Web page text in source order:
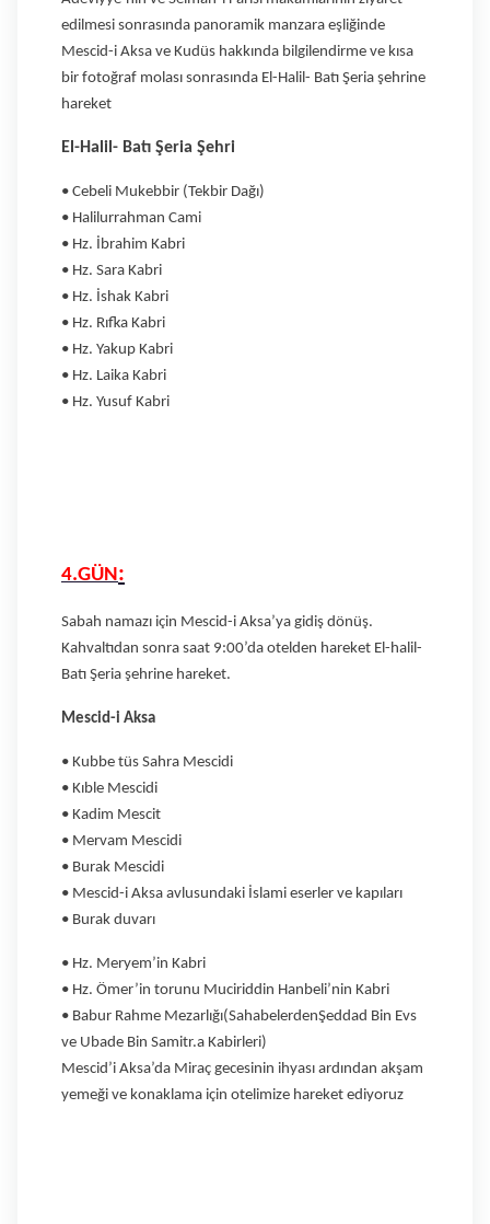
edilmesi sonrasında panoramik manzara eşliğinde
Mescid-i Aksa ve Kudüs hakkında bilgilendirme ve kısa
bir fotoğraf molası sonrasında El-Halil- Batı Şeria şehrine
hareket
El-Halil- Batı Şeria Şehri
• Cebeli Mukebbir (Tekbir Dağı)
• Halilurrahman Cami
• Hz. İbrahim Kabri
• Hz. Sara Kabri
• Hz. İshak Kabri
• Hz. Rıfka Kabri
• Hz. Yakup Kabri
• Hz. Laika Kabri
• Hz. Yusuf Kabri
4.GÜN :
Sabah namazı için Mescid-i Aksa’ya gidiş dönüş.
Kahvaltıdan sonra saat 9:00’da otelden hareket El-halil-
Batı Şeria şehrine hareket.
Mescid-i Aksa
• Kubbe tüs Sahra Mescidi
• Kıble Mescidi
• Kadim Mescit
• Mervam Mescidi
• Burak Mescidi
• Mescid-i Aksa avlusundaki İslami eserler ve kapıları
• Burak duvarı
• Hz. Meryem’in Kabri
• Hz. Ömer’in torunu Muciriddin Hanbeli’nin Kabri
• Babur Rahme Mezarlığı(SahabelerdenŞeddad Bin Evs
ve Ubade Bin Samitr.a Kabirleri)
Mescid’i Aksa’da Miraç gecesinin ihyası ardından akşam
yemeği ve konaklama için otelimize hareket ediyoruz